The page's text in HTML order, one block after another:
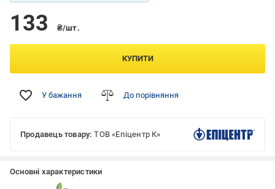
133 ₴/шт.
КУПИТИ
У бажання До порівняння
Продавець товару: ТОВ «Епіцентр К»
Основні характеристики